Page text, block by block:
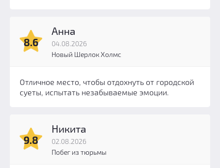
8.6
Анна
04.08.2026
Новый Шерлок Холмс
Отличное место, чтобы отдохнуть от городской
суеты, испытать незабываемые эмоции.
9.8
Никита
02.08.2026
Побег из тюрьмы